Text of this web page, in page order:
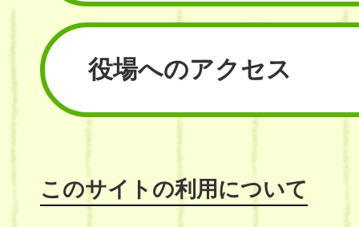
役場へのアクセス
このサイトの利用について